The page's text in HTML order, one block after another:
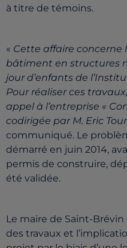
à titre de témoins.
« Cette affaire concerne
bâtiment en structures
jour d’enfants de
Pour réaliser ces
appel à l’entreprise «
codirigée par M. Eric
communiqué. Le
démarré en juin 2014,
permis de construire,
été validée.
Le maire de Saint-
des travaux et